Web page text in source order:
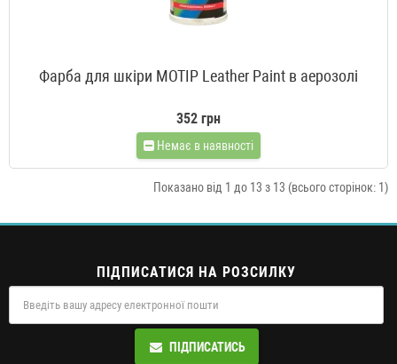
Фарба для шкіри MOTIP Leather Paint в аерозолі
352 грн
Немає в наявності
Показано від 1 до 13 з 13 (всього сторінок: 1)
ПІДПИСАТИСЯ НА РОЗСИЛКУ
ПІДПИСАТИСЬ